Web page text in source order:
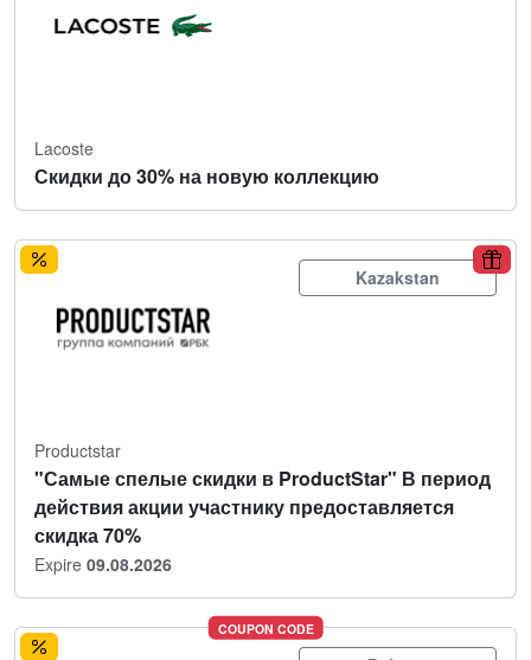
Lacoste
Скидки до 30% на новую коллекцию
Kazakstan
Productstar
"Самые спелые скидки в ProductStar" В период
действия акции участнику предоставляется
скидка 70%
Expire 09.08.2026
COUPON CODE